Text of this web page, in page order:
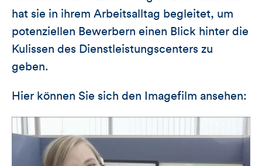
hat sie in ihrem Arbeitsalltag begleitet, um
potenziellen Bewerbern einen Blick hinter die
Kulissen des Dienstleistungscenters zu
geben.
Hier können Sie sich den Imagefilm ansehen: